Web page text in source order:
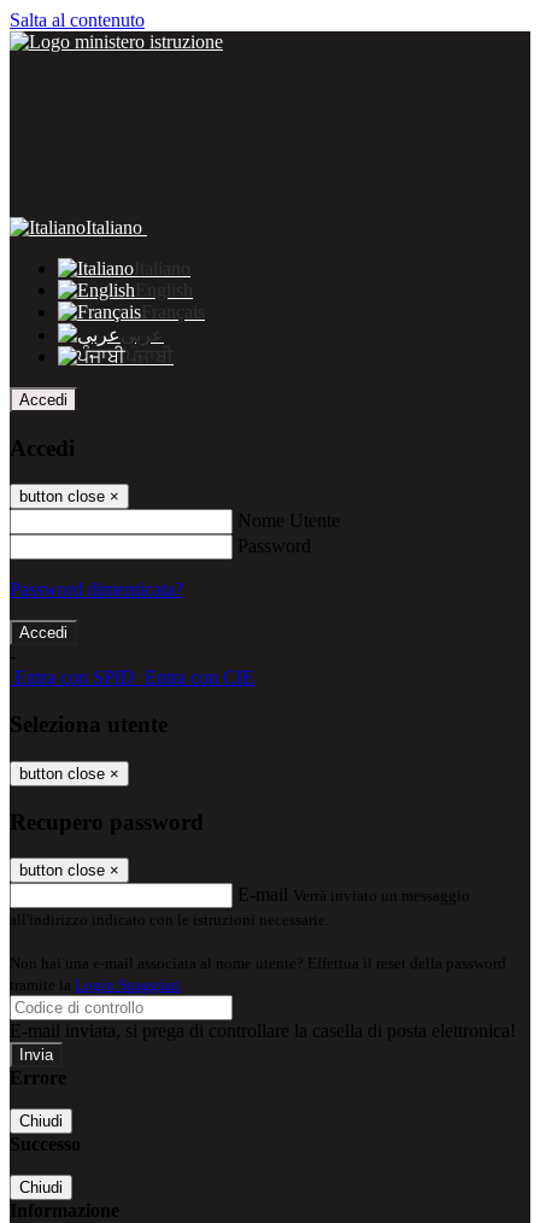
Salta al contenuto
Italiano
Italiano
English
Français
عربى
ਪੰਜਾਬੀ
Accedi
Accedi
button close ×
Nome Utente
Password
Password dimenticata?
-
Entra con SPID Entra con CIE
Seleziona utente
button close ×
Recupero password
button close ×
E-mail Verrà inviato un messaggio
all'indirizzo indicato con le istruzioni necessarie.
Non hai una e-mail associata al nome utente? Effettua il reset della password
tramite la Login Spaggiari
E-mail inviata, si prega di controllare la casella di posta elettronica!
Errore
Chiudi
Successo
Chiudi
Informazione